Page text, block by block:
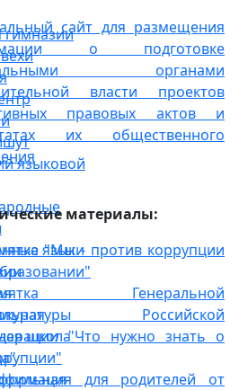
гимназии
языковой
языки
школа
сайт для размещения
о подготовке
органами
власти проектов
правовых актов и
их общественного
материалы:
"Мы - против коррупции
Генеральной
Российской
"Что нужно знать о
для родителей от